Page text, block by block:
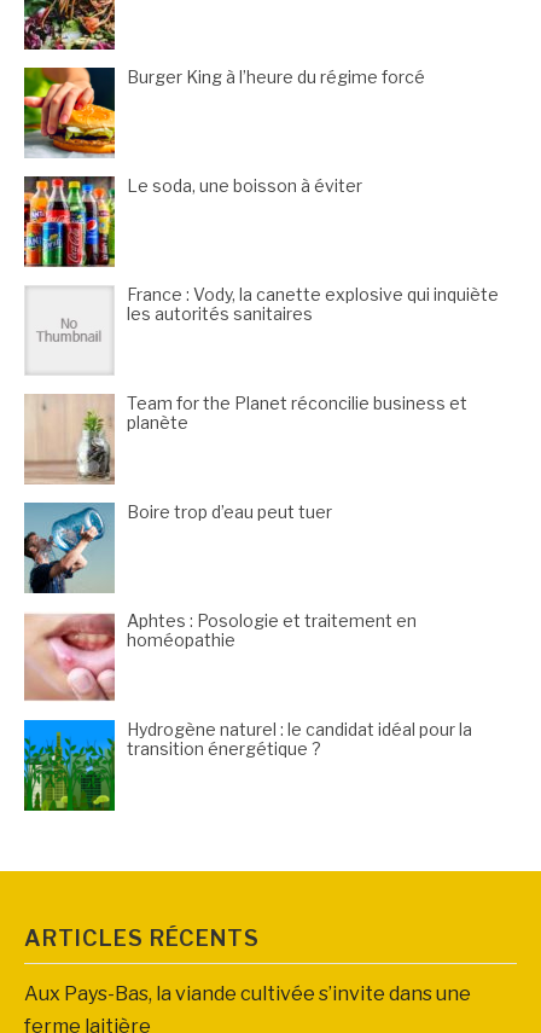
Burger King à l’heure du régime forcé
Le soda, une boisson à éviter
France : Vody, la canette explosive qui inquiète
les autorités sanitaires
Team for the Planet réconcilie business et
planète
Boire trop d’eau peut tuer
Aphtes : Posologie et traitement en
homéopathie
Hydrogène naturel : le candidat idéal pour la
transition énergétique ?
ARTICLES RÉCENTS
Aux Pays-Bas, la viande cultivée s’invite dans une
ferme laitière